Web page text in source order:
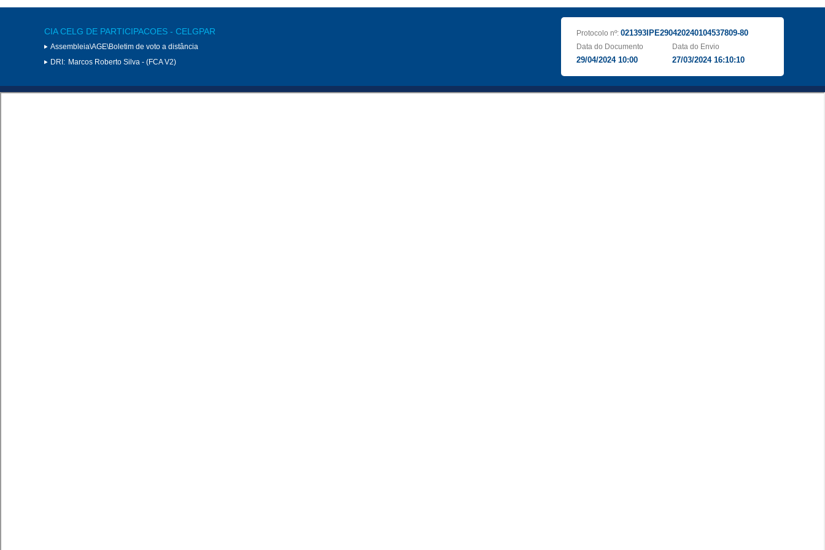
CIA CELG DE PARTICIPACOES - CELGPAR
Assembleia\AGE\Boletim de voto a distância
DRI: Marcos Roberto Silva - (FCA V2)
Protocolo nº: 021393IPE290420240104537809-80
Data do Documento
29/04/2024 10:00
Data do Envio
27/03/2024 16:10:10